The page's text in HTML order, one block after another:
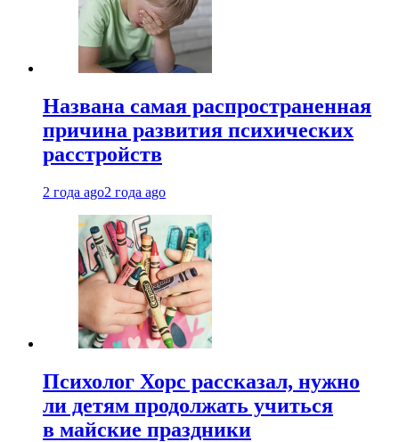
Названа самая распространенная
причина развития психических
расстройств
2 года ago2 года ago
Психолог Хорс рассказал, нужно
ли детям продолжать учиться
в майские праздники